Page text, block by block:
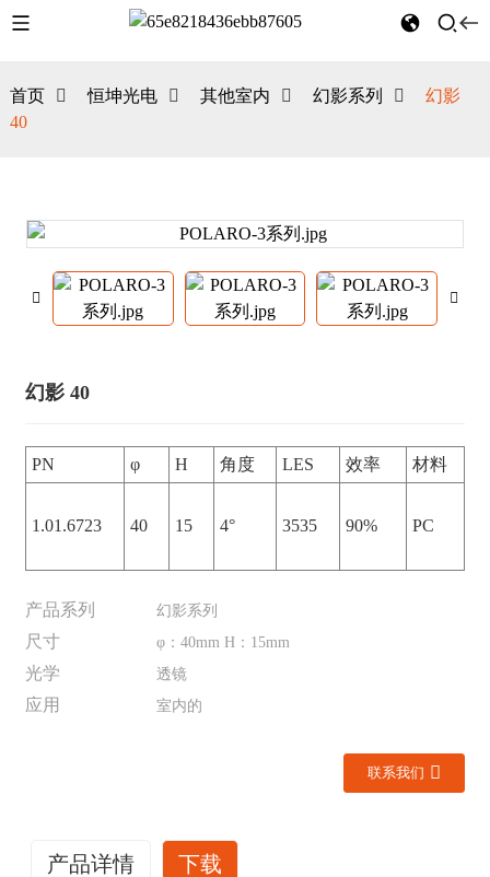
首页 恒坤光电 其他室内 幻影系列
幻影
40
幻影 40
PN φ H 角度 LES 效率 材料
1.01.6723 40 15 4° 3535 90% PC
产品系列 幻影系列
尺寸 φ：40mm H：15mm
光学 透镜
应用 室内的
联系我们
产品详情 下载